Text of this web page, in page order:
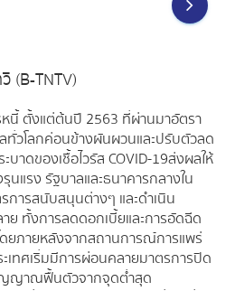
(B-TNTV)
หนี้ ตั้งแต่ต้นปี 2563 ที่ผ่านมาอัตรา
วโลกค่อนข้างผันผวนและปรับตัวลด
าดของเชื้อไวรัส COVID-19 ส่งผลให้
แรง รัฐบาลและธนาคารกลางใน
การสนับสนุนต่างๆ และดำเนิน
ย ทั้งการลดดอกเบี้ยและการอัดฉีด
ยภายหลังจากสถานการณ์การแพร่
เทศเริ่มมีการผ่อนคลายมาตรการปิด
ญญาณฟื้นตัวจากจุดต่ำสุด